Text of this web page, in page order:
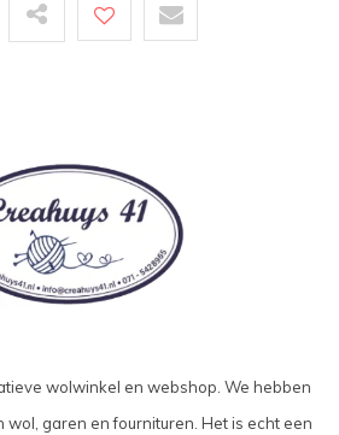
wolwinkel en webshop. We hebben
wol, garen en fournituren. Het is echt een